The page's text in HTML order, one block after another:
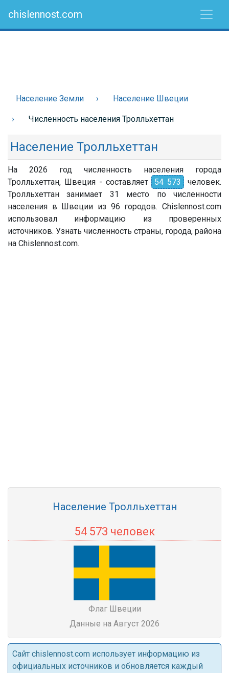
chislennost.com
Население Земли Население Швеции
Численность населения Тролльхеттан
Население Тролльхеттан
На 2026 год численность населения города
Тролльхеттан, Швеция - составляет 54 573
человек.
Тролльхеттан занимает 31 место по численности
населения в Швеции из 96 городов. Chislennost.com
использовал информацию из проверенных
источников. Узнать численность страны, города, района
на Chislennost.com.
Население Тролльхеттан
54 573 человек
Флаг Швеции
Данные на Август 2026
Cайт chislennost.com использует информацию из
официальных источников и обновляется каждый